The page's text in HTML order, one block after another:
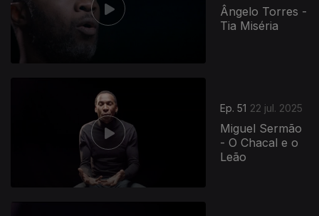
Ângelo Torres -
Tia Miséria
Ep. 51 22 jul. 2025
Miguel Sermão
- O Chacal e o
Leão